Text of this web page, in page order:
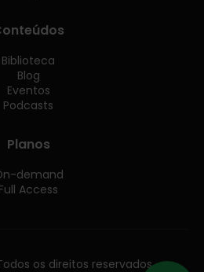
Biblioteca
Blog
Eventos
Podcasts
Planos
demand
Full Access
os direitos reservados.